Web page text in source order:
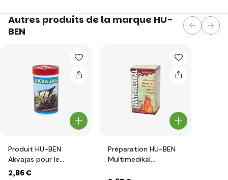
Autres produits de la marque HU-
BEN
Produit HU-BEN
Akvajas pour le
nettoyage des
2,86 €
Préparation HU-BEN
Multimedikal